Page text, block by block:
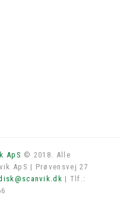
ApS © 2018. Alle
ApS | Prøvensvej 27
| Tlf.: